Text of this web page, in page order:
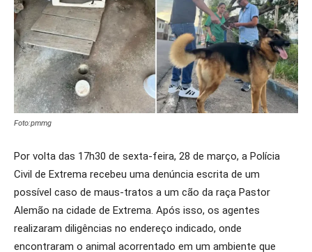
Foto:pmmg
Por volta das 17h30 de sexta-feira, 28 de março, a Polícia
Civil de Extrema recebeu uma denúncia escrita de um
possível caso de maus-tratos a um cão da raça Pastor
Alemão na cidade de Extrema. Após isso, os agentes
realizaram diligências no endereço indicado, onde
encontraram o animal acorrentado em um ambiente que